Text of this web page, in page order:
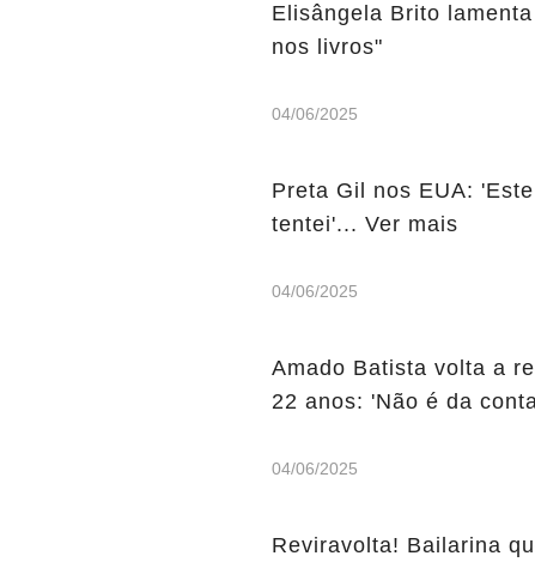
Elisângela Brito
nos livros"
04/06/2025
Preta Gil nos EUA:
tentei'... Ver mais
04/06/2025
Amado Batista volta a
22 anos: 'Não é da
04/06/2025
Reviravolta! Bailarina